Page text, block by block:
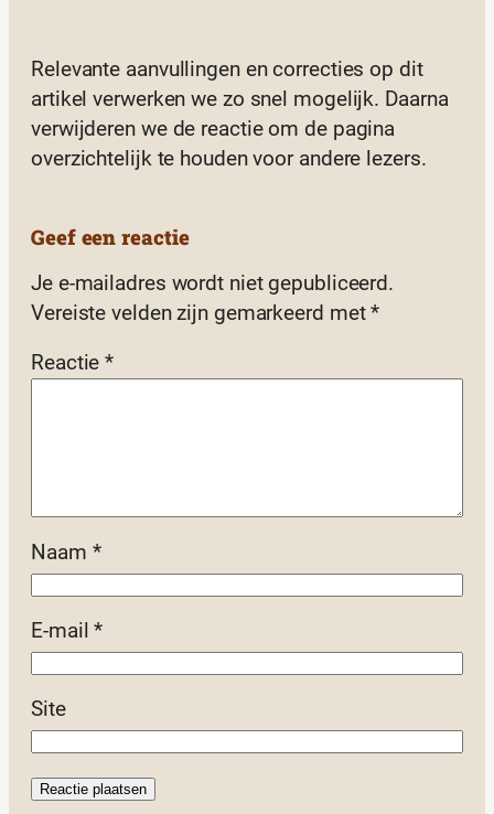
Relevante aanvullingen en correcties op dit
artikel verwerken we zo snel mogelijk. Daarna
verwijderen we de reactie om de pagina
overzichtelijk te houden voor andere lezers.
Geef een reactie
Je e-mailadres wordt niet gepubliceerd.
Vereiste velden zijn gemarkeerd met*
Reactie*
Naam *
E-mail*
Site